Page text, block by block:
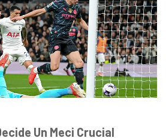
Un Meci Crucial